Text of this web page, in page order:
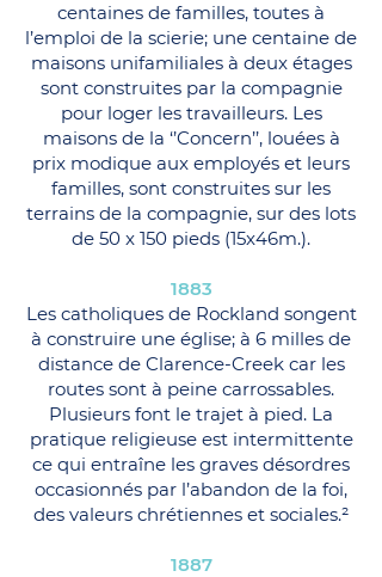
centaines de familles, toutes à
l’emploi de la scierie; une centaine de
maisons unifamiliales à deux étages
sont construites par la compagnie
pour loger les travailleurs. Les
maisons de la ‘’Concern’’, louées à
prix modique aux employés et leurs
familles, sont construites sur les
terrains de la compagnie, sur des lots
de 50 x 150 pieds (15x46m.).
1883
Les catholiques de Rockland songent
à construire une église; à 6 milles de
distance de Clarence-Creek car les
routes sont à peine carrossables.
Plusieurs font le trajet à pied. La
pratique religieuse est intermittente
ce qui entraîne les graves désordres
occasionnés par l’abandon de la foi,
des valeurs chrétiennes et sociales.²
1887